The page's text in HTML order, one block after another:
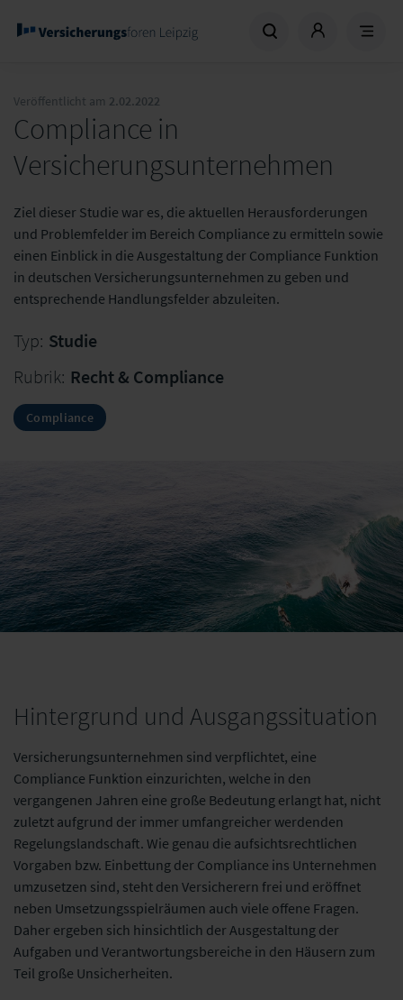
Veröffentlicht am 2.02.2022
Compliance in
Versicherungsunternehmen
Ziel dieser Studie war es, die aktuellen Herausforderungen
und Problemfelder im Bereich Compliance zu ermitteln sowie
einen Einblick in die Ausgestaltung der Compliance Funktion
in deutschen Versicherungsunternehmen zu geben und
entsprechende Handlungsfelder abzuleiten.
Typ: Studie
Rubrik: Recht & Compliance
Compliance
Hintergrund und Ausgangssituation
Versicherungsunternehmen sind verpflichtet, eine
Compliance Funktion einzurichten, welche in den
vergangenen Jahren eine große Bedeutung erlangt hat, nicht
zuletzt aufgrund der immer umfangreicher werdenden
Regelungslandschaft. Wie genau die aufsichtsrechtlichen
Vorgaben bzw. Einbettung der Compliance ins Unternehmen
umzusetzen sind, steht den Versicherern frei und eröffnet
neben Umsetzungsspielräumen auch viele offene Fragen.
Daher ergeben sich hinsichtlich der Ausgestaltung der
Aufgaben und Verantwortungsbereiche in den Häusern zum
Teil große Unsicherheiten.